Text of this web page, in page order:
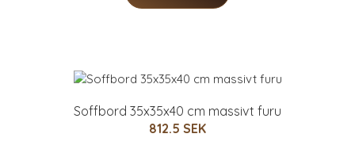
Soffbord 35x35x40 cm massivt furu
812.5 SEK